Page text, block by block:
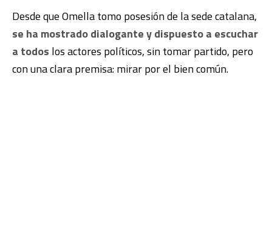
Desde que Omella tomo posesión de la sede catalana,
se ha mostrado dialogante y dispuesto a escuchar
a todos los actores políticos, sin tomar partido, pero
con una clara premisa: mirar por el bien común.